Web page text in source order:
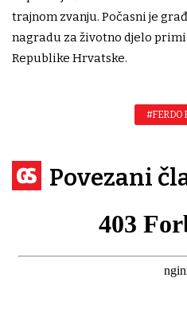
trajnom zvanju. Počasni je
nagradu za životno djelo
Republike Hrvatske.
#FERDO
Povezani